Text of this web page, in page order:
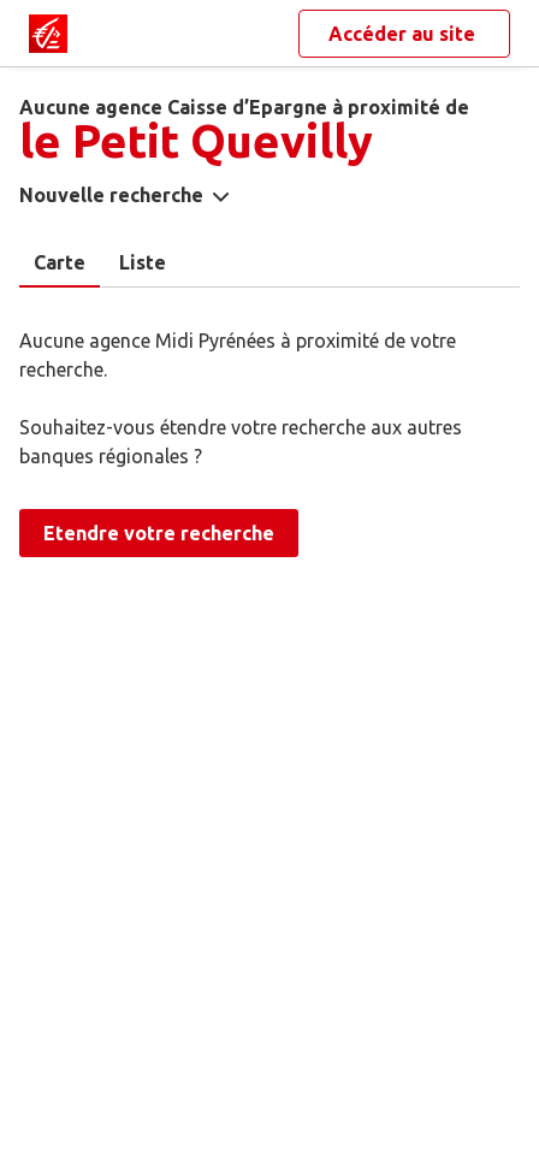
Accéder au site
Aucune agence Caisse d’Epargne à proximité de
le Petit Quevilly
Nouvelle recherche
Carte Liste
Aucune agence Midi Pyrénées à proximité de votre
recherche.
Souhaitez-vous étendre votre recherche aux autres
banques régionales ?
Etendre votre recherche